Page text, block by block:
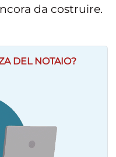
da costruire.
DEL NOTAIO?